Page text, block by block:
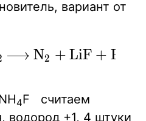
вариант от
NX
2 + LiF + H
4F считаем
водород +1, 4 штуки